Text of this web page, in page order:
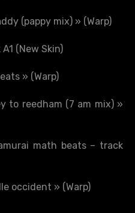
(pappy mix) » (Warp)
(New Skin)
» (Warp)
to reedham (7 am mix) »
math beats – track
occident » (Warp)